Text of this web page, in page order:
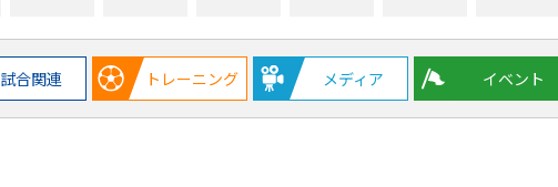
試合関連 トレーニング メディア イベント